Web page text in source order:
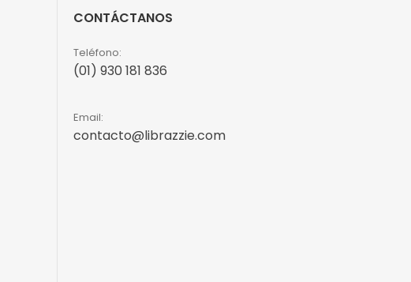
CONTÁCTANOS
Teléfono:
(01) 930 181 836
Email:
contacto@librazzie.com